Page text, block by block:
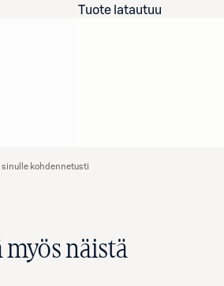
Tuote latautuu
sinulle kohdennetusti
myös näistä